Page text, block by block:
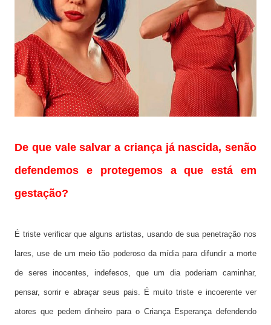
De que vale salvar a criança já nascida, senão
defendemos e protegemos a que está em
gestação?
É triste verificar que alguns artistas, usando de sua penetração nos
lares, use de um meio tão poderoso da mídia para difundir a morte
de seres inocentes, indefesos, que um dia poderiam caminhar,
pensar, sorrir e abraçar seus pais. É muito triste e incoerente ver
atores que pedem dinheiro para o Criança Esperança defendendo